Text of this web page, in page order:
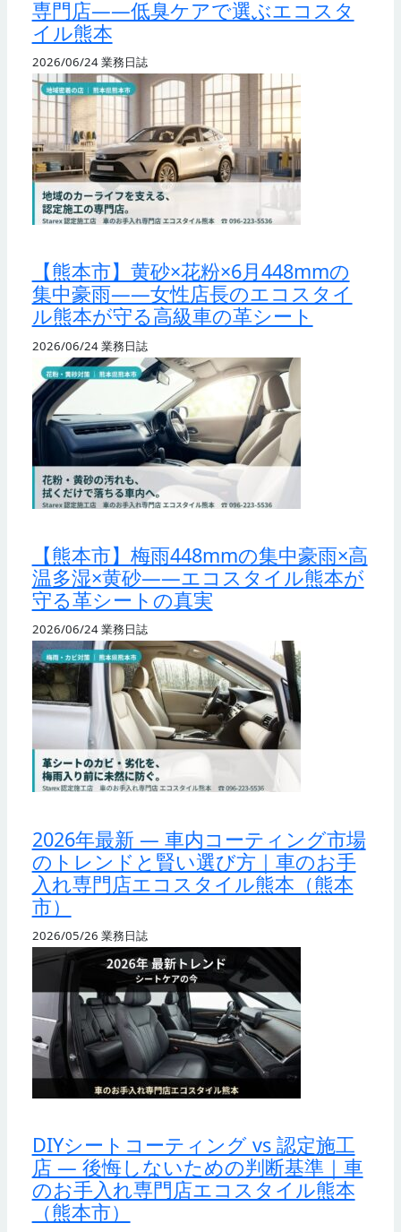
専門店——低臭ケアで選ぶエコスタ
イル熊本
2026/06/24業務日誌
【熊本市】黄砂×花粉×6月448mmの
集中豪雨——女性店長のエコスタイ
ル熊本が守る高級車の革シート
2026/06/24業務日誌
【熊本市】梅雨448mmの集中豪雨×高
温多湿×黄砂——エコスタイル熊本が
守る革シートの真実
2026/06/24業務日誌
2026年最新 — 車内コーティング市場
のトレンドと賢い選び方｜車のお手
入れ専門店エコスタイル熊本（熊本
市）
2026/05/26 業務日誌
DIYシートコーティング vs 認定施工
店 — 後悔しないための判断基準｜車
のお手入れ専門店エコスタイル熊本
（熊本市）